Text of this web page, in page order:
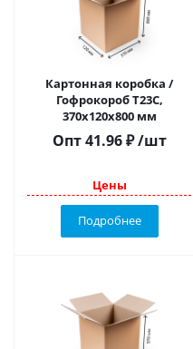
Картонная коробка /
Гофрокороб Т23С,
370х120х800 мм
Опт41.96 ₽ /шт
Цены
Подробнее